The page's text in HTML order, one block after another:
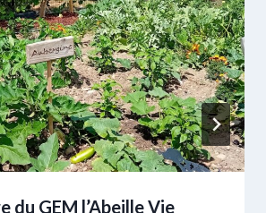
du GEM l’Abeille Vie